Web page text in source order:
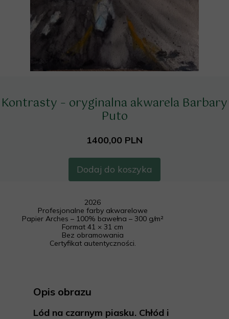
Dodaj do koszyka
1400,00 PLN
Kontrasty – oryginalna akwarela Barbary
Puto
2026
Profesjonalne farby akwarelowe
Papier Arches – 100% bawełna – 300 g/m²
Format 41 × 31 cm
Bez obramowania
Certyfikat autentyczności.
Opis obrazu
Lód na czarnym piasku. Chłód i